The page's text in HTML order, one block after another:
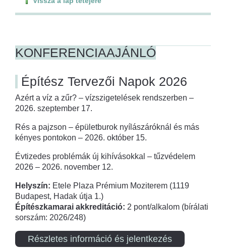
KONFERENCIAAJÁNLÓ
Építész Tervezői Napok 2026
Azért a víz a zűr? – vízszigetelések rendszerben –
2026. szeptember 17.
Rés a pajzson – épületburok nyílászáróknál és más
kényes pontokon – 2026. október 15.
Évtizedes problémák új kihívásokkal – tűzvédelem
2026 – 2026. november 12.
Helyszín: Etele Plaza Prémium Moziterem (1119
Budapest, Hadak útja 1.)
Építészkamarai akkreditáció: 2 pont/alkalom (bírálati
sorszám: 2026/248)
Részletes információ és jelentkezés